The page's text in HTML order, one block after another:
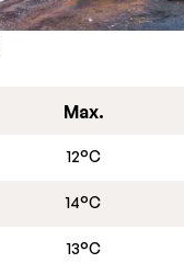
Max.
12°C
14°C
13°C